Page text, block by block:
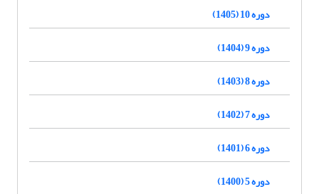
دوره 10 (1405)
دوره 9 (1404)
دوره 8 (1403)
دوره 7 (1402)
دوره 6 (1401)
دوره 5 (1400)